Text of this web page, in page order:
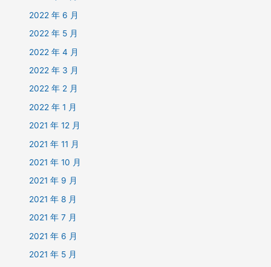
2022 年 6 月
2022 年 5 月
2022 年 4 月
2022 年 3 月
2022 年 2 月
2022 年 1 月
2021 年 12 月
2021 年 11 月
2021 年 10 月
2021 年 9 月
2021 年 8 月
2021 年 7 月
2021 年 6 月
2021 年 5 月